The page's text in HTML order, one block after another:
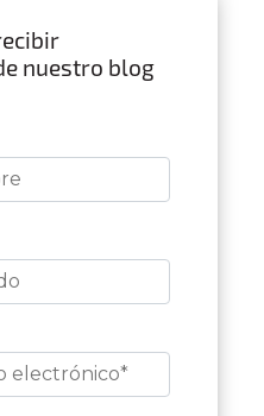
nuestro blog